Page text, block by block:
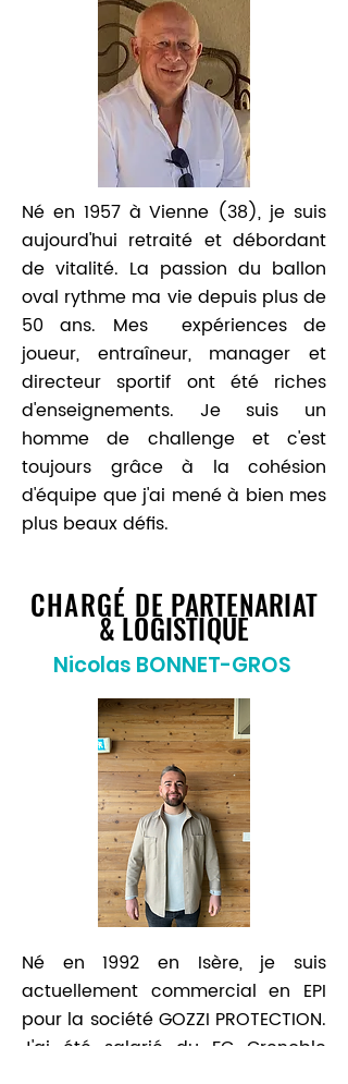
Né en 1957 à Vienne (38), je suis
aujourd'hui retraité et débordant
de vitalité. La passion du ballon
oval rythme ma vie depuis plus de
50 ans. Mes expériences de
joueur, entraîneur, manager et
directeur sportif ont été riches
d'enseignements. Je suis un
homme de challenge et c'est
toujours grâce à la cohésion
d'équipe que j'ai mené à bien mes
plus beaux défis.
CHARGÉ DE PARTENARIAT
& LOGISTIQUE
Nicolas BONNET-GROS
Né en 1992 en Isère, je suis
actuellement commercial en EPI
pour la société GOZZI PROTECTION.
J'ai été salarié du FC Grenoble